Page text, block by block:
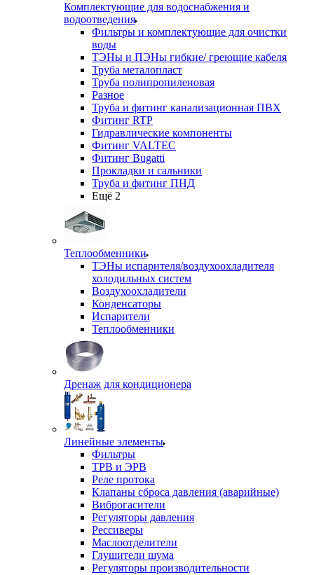
Комплектующие для водоснабжения и
водоотведения
Фильтры и комплектующие для очистки
воды
ТЭНы и ПЭНы гибкие/ греющие кабеля
Труба металопласт
Труба полипропиленовая
Разное
Труба и фитинг канализационная ПВХ
Фитинг RTP
Гидравлические компоненты
Фитинг VALTEC
Фитинг Bugatti
Прокладки и сальники
Труба и фитинг ПНД
Ещё 2
Теплообменники
ТЭНы испарителя/воздухоохладителя
холодильных систем
Воздухоохладители
Конденсаторы
Испарители
Теплообменники
Дренаж для кондиционера
Линейные элементы
Фильтры
ТРВ и ЭРВ
Реле протока
Клапаны сброса давления (аварийные)
Виброгасители
Регуляторы давления
Рессиверы
Маслоотделители
Глушители шума
Регуляторы производительности